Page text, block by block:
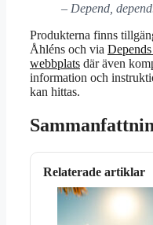
– Depend,
Produkterna finns
Åhléns och via
webbplats där även
information och
kan hittas.
Relaterade artiklar